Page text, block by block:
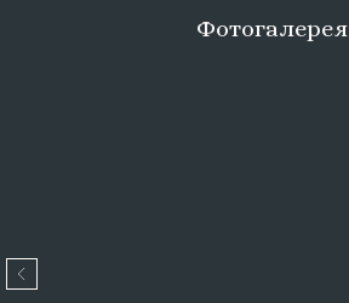
Фотогалерея